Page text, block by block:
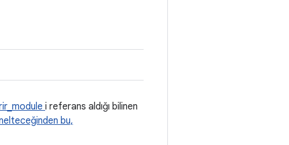
i referans aldığı bilinen
bu,